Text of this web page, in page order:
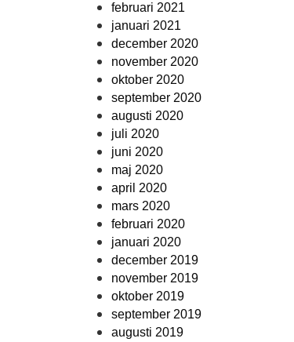
februari 2021
januari 2021
december 2020
november 2020
oktober 2020
september 2020
augusti 2020
juli 2020
juni 2020
maj 2020
april 2020
mars 2020
februari 2020
januari 2020
december 2019
november 2019
oktober 2019
september 2019
augusti 2019